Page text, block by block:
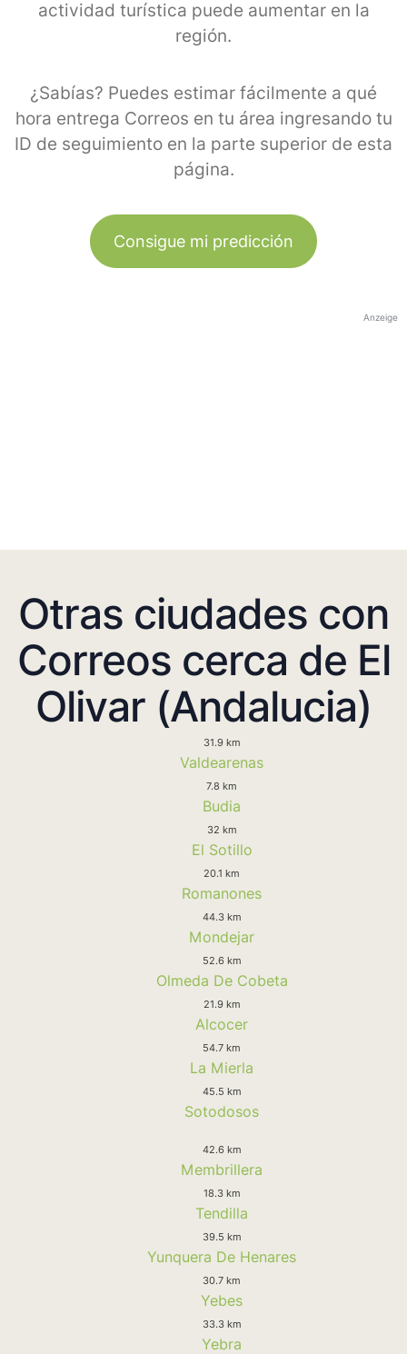
actividad turística puede aumentar en la
región.
¿Sabías? Puedes estimar fácilmente a qué
hora entrega Correos en tu área ingresando tu
ID de seguimiento en la parte superior de esta
página.
Consigue mi predicción
Anzeige
Otras ciudades con
Correos cerca de El
Olivar (Andalucia)
31.9 km
Valdearenas
7.8 km
Budia
32 km
El Sotillo
20.1 km
Romanones
44.3 km
Mondejar
52.6 km
Olmeda De Cobeta
21.9 km
Alcocer
54.7 km
La Mierla
45.5 km
Sotodosos
42.6 km
Membrillera
18.3 km
Tendilla
39.5 km
Yunquera De Henares
30.7 km
Yebes
33.3 km
Yebra